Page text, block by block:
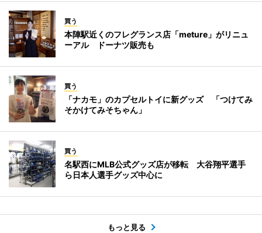
買う
本陣駅近くのフレグランス店「meture」がリニュ
ーアル ドーナツ販売も
買う
「ナカモ」のカプセルトイに新グッズ 「つけてみ
そかけてみそちゃん」
買う
名駅西にMLB公式グッズ店が移転 大谷翔平選手
ら日本人選手グッズ中心に
もっと見る